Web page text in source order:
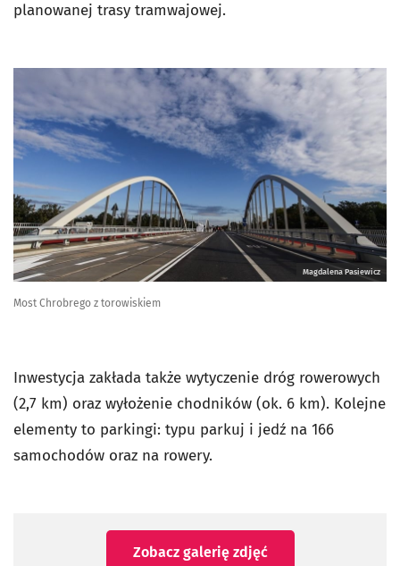
planowanej trasy tramwajowej.
Magdalena Pasiewicz
Most Chrobrego z torowiskiem
Inwestycja zakłada także wytyczenie dróg rowerowych
(2,7 km) oraz wyłożenie chodników (ok. 6 km). Kolejne
elementy to parkingi: typu parkuj i jedź na 166
samochodów oraz na rowery.
Zobacz galerię zdjęć